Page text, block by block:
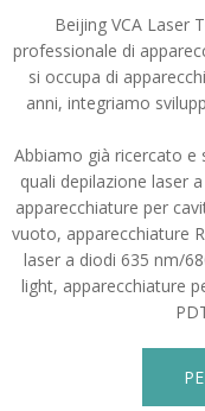
Beijing VCA Laser
professionale di
si occupa di
anni, integriamo
Abbiamo già ricercato
quali depilazione laser
apparecchiature per
vuoto, apparecchiature
laser a diodi 635 nm/
light, apparecchiature